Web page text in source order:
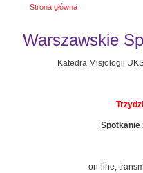
Jesteś tutaj
Strona główna
Warszawskie
Katedra Misjologii
Spotkanie
on-line,